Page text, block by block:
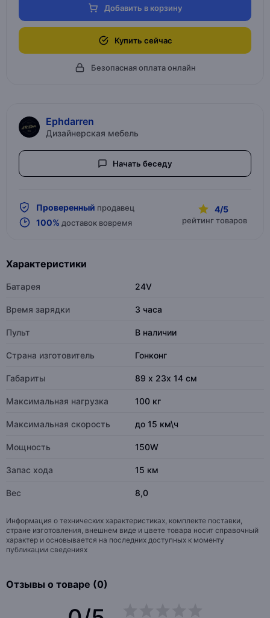
Добавить в корзину
Купить сейчас
Безопасная оплата онлайн
Ephdarren
Дизайнерская мебель
Начать беседу
Проверенный продавец
100% доставок вовремя
4/5
рейтинг товаров
Характеристики
Батарея 24V
Время зарядки 3 часа
Пульт В наличии
Страна изготовитель Гонконг
Габариты 89 х 23х 14 см
Максимальная нагрузка 100 кг
Максимальная скорость до 15 км\ч
Мощность 150W
Запас хода 15 км
Вес 8,0
Информация о технических характеристиках, комплекте поставки,
стране изготовления, внешнем виде и цвете товара носит справочный
характер и основывается на последних доступных к моменту
публикации сведениях
Отзывы о товаре (0)